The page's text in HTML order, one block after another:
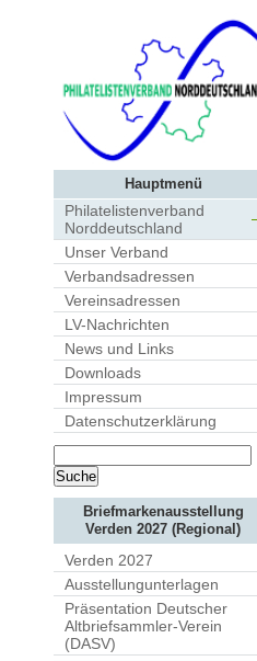
Hauptmenü
Philatelistenverband
Norddeutschland
Unser Verband
Verbandsadressen
Vereinsadressen
LV-Nachrichten
News und Links
Downloads
Impressum
Datenschutzerklärung
Briefmarkenausstellung
Verden 2027 (Regional)
Verden 2027
Ausstellungunterlagen
Präsentation Deutscher
Altbriefsammler-Verein
(DASV)